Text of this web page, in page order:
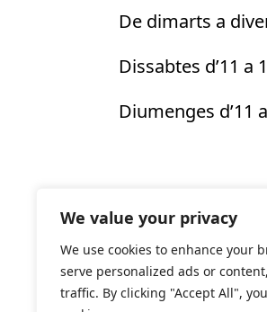
We value your privacy
We use cookies to enhance your
serve personalized ads or
traffic. By clicking "Accept All",
De dimarts a
Dissabtes d’11 a
Diumenges d’11
MOSTRA ELS
Inici:
31 de maig de